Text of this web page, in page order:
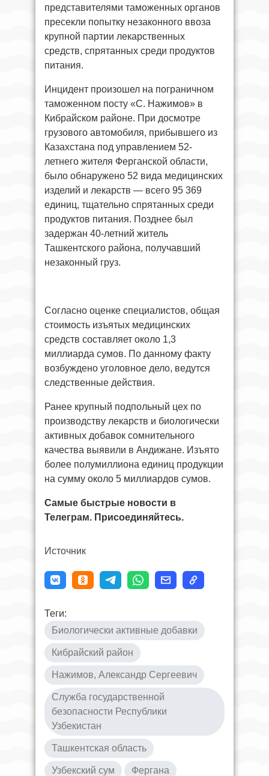
представителями таможенных органов
пресекли попытку незаконного ввоза
крупной партии лекарственных
средств, спрятанных среди продуктов
питания.
Инцидент произошел на пограничном
таможенном посту «С. Нажимов» в
Кибрайском районе. При досмотре
грузового автомобиля, прибывшего из
Казахстана под управлением 52-
летнего жителя Ферганской области,
было обнаружено 52 вида медицинских
изделий и лекарств — всего 95 369
единиц, тщательно спрятанных среди
продуктов питания. Позднее был
задержан 40-летний житель
Ташкентского района, получавший
незаконный груз.
Согласно оценке специалистов, общая
стоимость изъятых медицинских
средств составляет около 1,3
миллиарда сумов. По данному факту
возбуждено уголовное дело, ведутся
следственные действия.
Ранее крупный подпольный цех по
производству лекарств и биологически
активных добавок сомнительного
качества выявили в Андижане. Изъято
более полумиллиона единиц продукции
на сумму около 5 миллиардов сумов.
Самые быстрые новости в
Телеграм. Присоединяйтесь.
Источник
Теги:
Биологически активные добавки
Кибрайский район
Нажимов, Александр Сергеевич
Служба государственной
безопасности Республики
Узбекистан
Ташкентская область
Узбекский сум Фергана